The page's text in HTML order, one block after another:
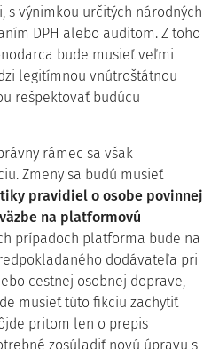
s výnimkou určitých národných
DPH alebo auditom. Z toho
bude musieť veľmi
legitímnou vnútroštátnou
rešpektovať budúcu
rámec sa však
Zmeny sa budú musieť
pravidiel o osobe povinnej
na platformovú
prípadoch platforma bude na
dodávateľa pri
cestnej osobnej doprave,
musieť túto fikciu zachytiť
pritom len o prepis
zosúladiť novú úpravu s